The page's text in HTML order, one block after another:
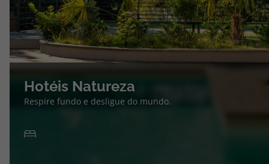
Hotéis Natureza
Respire fundo e desligue do mundo.